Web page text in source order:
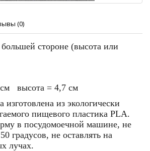
(0)
стороне (высота или
высота = 4,7 см
изготовлена из экологически
пищевого пластика PLA.
в посудомоечной машине, не
градусов, не оставлять на
лучах.